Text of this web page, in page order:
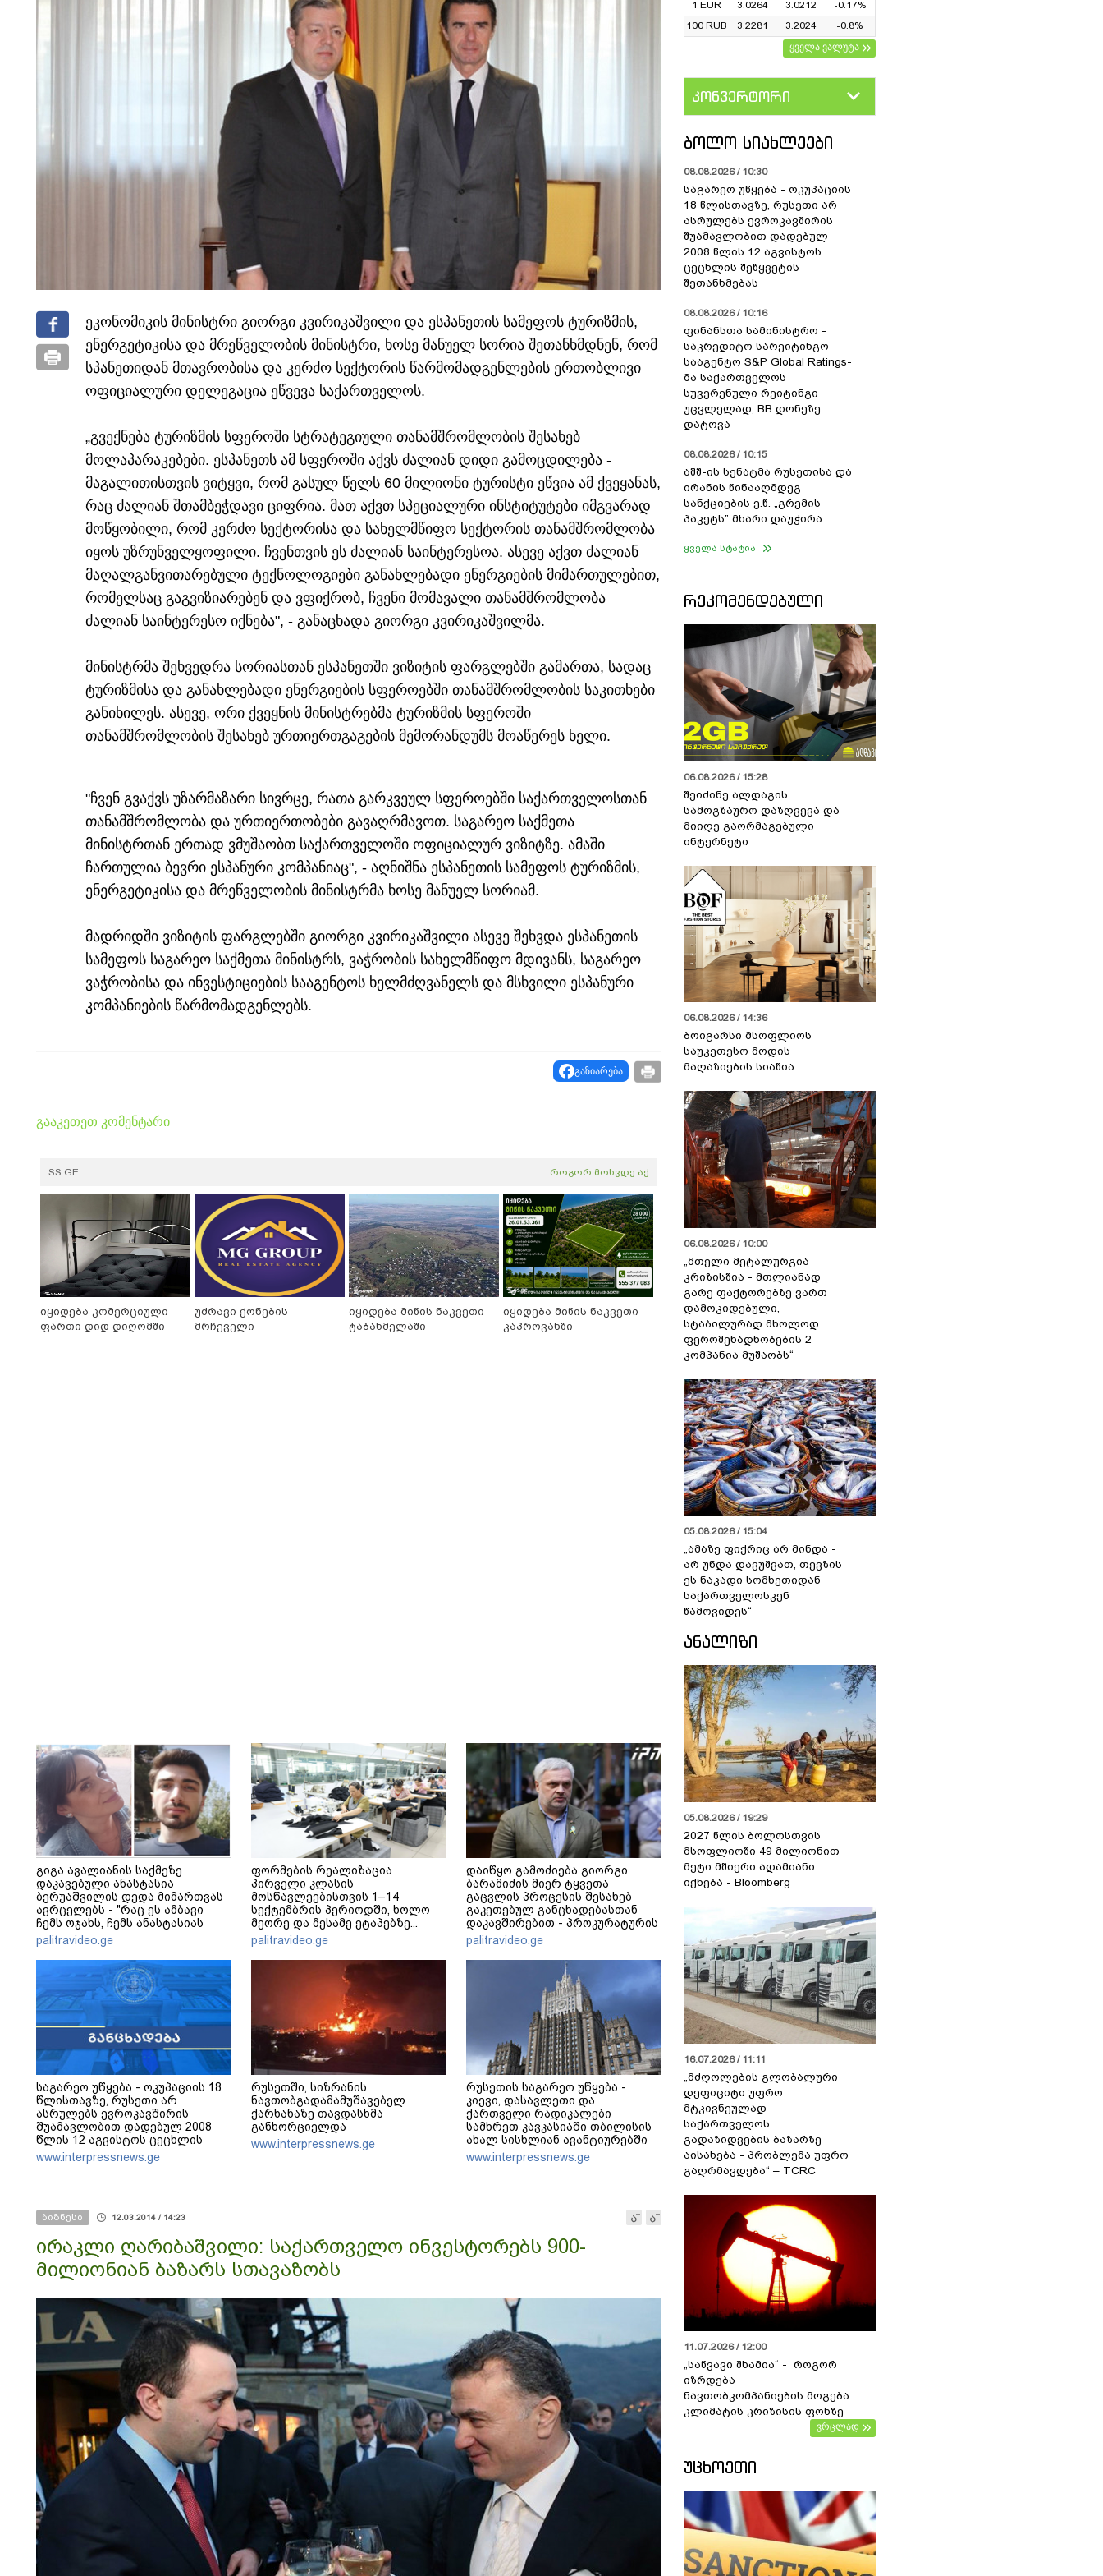
ეკონომიკის მინისტრი გიორგი კვირიკაშვილი და ესპანეთის სამეფოს ტურიზმის,
ენერგეტიკისა და მრეწველობის მინისტრი, ხოსე მანუელ სორია შეთანხმდნენ, რომ
სპანეთიდან მთავრობისა და კერძო სექტორის წარმომადგენლების ერთობლივი
ოფიციალური დელეგაცია ეწვევა საქართველოს.
„გვექნება ტურიზმის სფეროში სტრატეგიული თანამშრომლობის შესახებ
მოლაპარაკებები. ესპანეთს ამ სფეროში აქვს ძალიან დიდი გამოცდილება -
მაგალითისთვის ვიტყვი, რომ გასულ წელს 60 მილიონი ტურისტი ეწვია ამ ქვეყანას,
რაც ძალიან შთამბეჭდავი ციფრია. მათ აქვთ სპეციალური ინსტიტუტები იმგვარად
მოწყობილი, რომ კერძო სექტორისა და სახელმწიფო სექტორის თანამშრომლობა
იყოს უზრუნველყოფილი. ჩვენთვის ეს ძალიან საინტერესოა. ასევე აქვთ ძალიან
მაღალგანვითარებული ტექნოლოგიები განახლებადი ენერგიების მიმართულებით,
რომელსაც გაგვიზიარებენ და ვფიქრობ, ჩვენი მომავალი თანამშრომლობა
ძალიან საინტერესო იქნება", - განაცხადა გიორგი კვირიკაშვილმა.
მინისტრმა შეხვედრა სორიასთან ესპანეთში ვიზიტის ფარგლებში გამართა, სადაც
ტურიზმისა და განახლებადი ენერგიების სფეროებში თანამშრომლობის საკითხები
განიხილეს. ასევე, ორი ქვეყნის მინისტრებმა ტურიზმის სფეროში
თანამშრომლობის შესახებ ურთიერთგაგების მემორანდუმს მოაწერეს ხელი.
"ჩვენ გვაქვს უზარმაზარი სივრცე, რათა გარკვეულ სფეროებში საქართველოსთან
თანამშრომლობა და ურთიერთობები გავაღრმავოთ. საგარეო საქმეთა
მინისტრთან ერთად ვმუშაობთ საქართველოში ოფიციალურ ვიზიტზე. ამაში
ჩართულია ბევრი ესპანური კომპანიაც", - აღნიშნა ესპანეთის სამეფოს ტურიზმის,
ენერგეტიკისა და მრეწველობის მინისტრმა ხოსე მანუელ სორიამ.
მადრიდში ვიზიტის ფარგლებში გიორგი კვირიკაშვილი ასევე შეხვდა ესპანეთის
სამეფოს საგარეო საქმეთა მინისტრს, ვაჭრობის სახელმწიფო მდივანს, საგარეო
ვაჭრობისა და ინვესტიციების სააგენტოს ხელმძღვანელს და მსხვილი ესპანური
კომპანიების წარმომადგენლებს.
გაზიარება
გააკეთეთ კომენტარი
SS.GE როგორ მოხვდე აქ
იყიდება კომერციული
ფართი დიდ დიღომში
უძრავი ქონების
მრჩეველი
იყიდება მიწის ნაკვეთი
ტაბახმელაში
იყიდება მიწის ნაკვეთი
კაპროვანში
გიგა ავალიანის საქმეზე
დაკავებული ანასტასია
ბერუაშვილის დედა მიმართვას
ავრცელებს - "რაც ეს ამბავი
ჩემს ოჯახს, ჩემს ანასტასიას
გადახდა თავს, მის მერე მე მე
არ ვარ"
palitravideo.ge
ფორმების რეალიზაცია
პირველი კლასის
მოსწავლეებისთვის 1–14
სექტემბრის პერიოდში, ხოლო
მეორე და მესამე ეტაპებზე...
palitravideo.ge
დაიწყო გამოძიება გიორგი
ბარამიძის მიერ ტყვეთა
გაცვლის პროცესის შესახებ
გაკეთებულ განცხადებასთან
დაკავშირებით - პროკურატურის
განცხადება
palitravideo.ge
საგარეო უწყება - ოკუპაციის 18
წლისთავზე, რუსეთი არ
ასრულებს ევროკავშირის
შუამავლობით დადებულ 2008
წლის 12 აგვისტოს ცეცხლის
შეწყვეტის შეთანხმებას - მეტიც,
აფართოებს საკუთარ უკანონო
www.interpressnews.ge
რუსეთში, სიზრანის
ნავთობგადამამუშავებელ
ქარხანაზე თავდასხმა
განხორციელდა
www.interpressnews.ge
რუსეთის საგარეო უწყება -
კიევი, დასავლეთი და
ქართველი რადიკალები
სამხრეთ კავკასიაში თბილისის
ახალ სისხლიან ავანტიურებში
ჩათრევას ცდილობენ
www.interpressnews.ge
ბიზნესი 12.03.2014 / 14:23
ირაკლი ღარიბაშვილი: საქართველო ინვესტორებს 900-
მილიონიან ბაზარს სთავაზობს
1 EUR
3.0264 3.0212
-0.17%
100 RUB
3.2281 3.2024
-0.8%
ყველა ვალუტა
კონვერტორი
ᲑᲝᲚᲝ ᲡᲘᲐᲮᲚᲔᲔᲑᲘ
08.08.2026 / 10:30
საგარეო უწყება - ოკუპაციის
18 წლისთავზე, რუსეთი არ
ასრულებს ევროკავშირის
შუამავლობით დადებულ
2008 წლის 12 აგვისტოს
ცეცხლის შეწყვეტის
შეთანხმებას
08.08.2026 / 10:16
ფინანსთა სამინისტრო -
საკრედიტო სარეიტინგო
სააგენტო S&P Global Ratings-
მა საქართველოს
სუვერენული რეიტინგი
უცვლელად, BB დონეზე
დატოვა
08.08.2026 / 10:15
აშშ-ის სენატმა რუსეთისა და
ირანის წინააღმდეგ
სანქციების ე.წ. „გრემის
პაკეტს” მხარი დაუჭირა
ყველა სტატია
ᲠᲔᲙᲝᲛᲔᲜᲓᲔᲑᲣᲚᲘ
06.08.2026 / 15:28
შეიძინე ალდაგის
სამოგზაურო დაზღვევა და
მიიღე გაორმაგებული
ინტერნეტი
06.08.2026 / 14:36
ბოიგარსი მსოფლიოს
საუკეთესო მოდის
მაღაზიების სიაშია
06.08.2026 / 10:00
„მთელი მეტალურგია
კრიზისშია - მთლიანად
გარე ფაქტორებზე ვართ
დამოკიდებული,
სტაბილურად მხოლოდ
ფეროშენადნობების 2
კომპანია მუშაობს“
05.08.2026 / 15:04
„ამაზე ფიქრიც არ მინდა -
არ უნდა დავუშვათ, თევზის
ეს ნაკადი სომხეთიდან
საქართველოსკენ
წამოვიდეს“
ᲐᲜᲐᲚᲘᲖᲘ
05.08.2026 / 19:29
2027 წლის ბოლოსთვის
მსოფლიოში 49 მილიონით
მეტი მშიერი ადამიანი
იქნება - Bloomberg
16.07.2026 / 11:11
„მძღოლების გლობალური
დეფიციტი უფრო
მტკივნეულად
საქართველოს
გადაზიდვების ბაზარზე
აისახება - პრობლემა უფრო
გაღრმავდება“ – TCRC
11.07.2026 / 12:00
„საწვავი შხამია“ - როგორ
იზრდება
ნავთობკომპანიების მოგება
კლიმატის კრიზისის ფონზე
ვრცლად
ᲣᲪᲮᲝᲔᲗᲘ